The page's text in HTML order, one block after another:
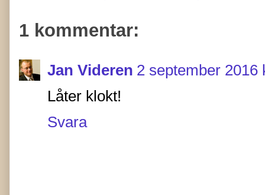
1 kommentar:
Jan Videren 2 september 2016
Låter klokt!
Svara